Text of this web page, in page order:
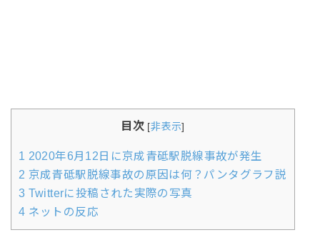
目次 [非表示]
1 2020年6月12日に京成青砥駅脱線事故が発生
2 京成青砥駅脱線事故の原因は何？パンタグラフ説
3 Twitterに投稿された実際の写真
4 ネットの反応